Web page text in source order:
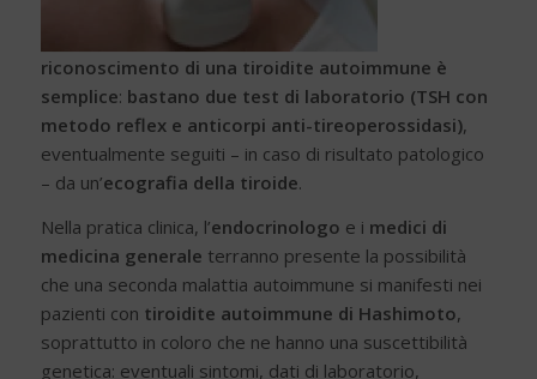
riconoscimento di una tiroidite autoimmune è
semplice: bastano due test di laboratorio (TSH con
metodo reflex e anticorpi anti-tireoperossidasi),
eventualmente seguiti – in caso di risultato patologico
– da un’ecografia della tiroide.
Nella pratica clinica, l’endocrinologo e i medici di
medicina generale terranno presente la possibilità
che una seconda malattia autoimmune si manifesti nei
pazienti con tiroidite autoimmune di Hashimoto,
soprattutto in coloro che ne hanno una suscettibilità
genetica: eventuali sintomi, dati di laboratorio,